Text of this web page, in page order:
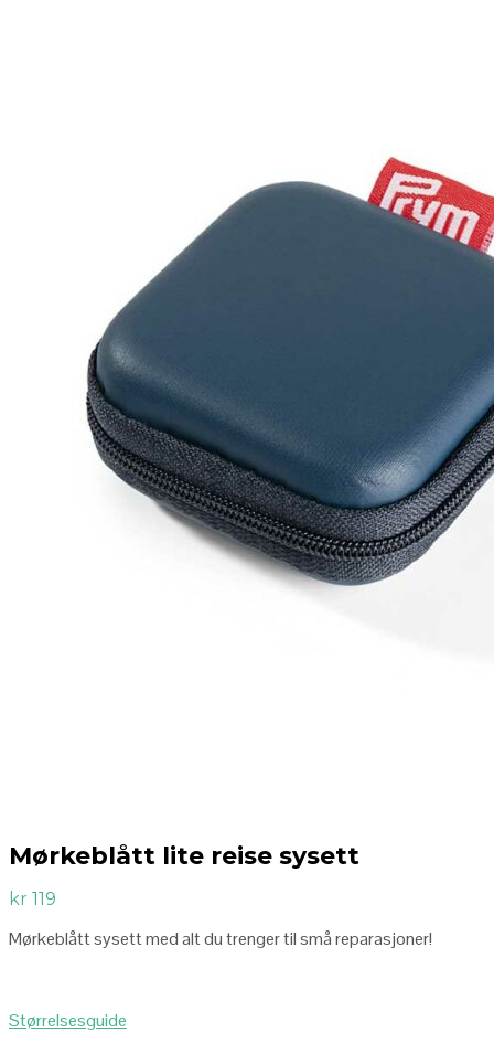
Mørkeblått lite reise sysett
kr 119
Mørkeblått sysett med alt du trenger til små reparasjoner!
Størrelsesguide